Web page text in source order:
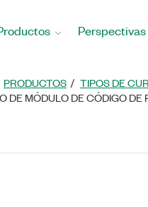
Perspectivas
PRODUCTOS
TIPOS DE
DE MÓDULO DE CÓDIGO